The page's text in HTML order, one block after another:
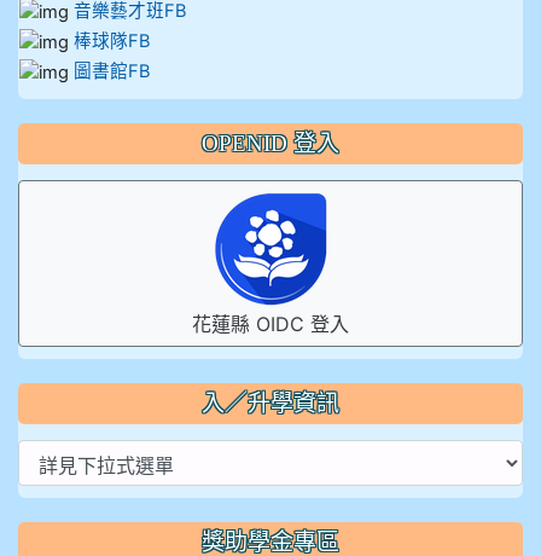
音樂藝才班FB
棒球隊FB
圖書館FB
OPENID 登入
花蓮縣 OIDC 登入
入／升學資訊
獎助學金專區